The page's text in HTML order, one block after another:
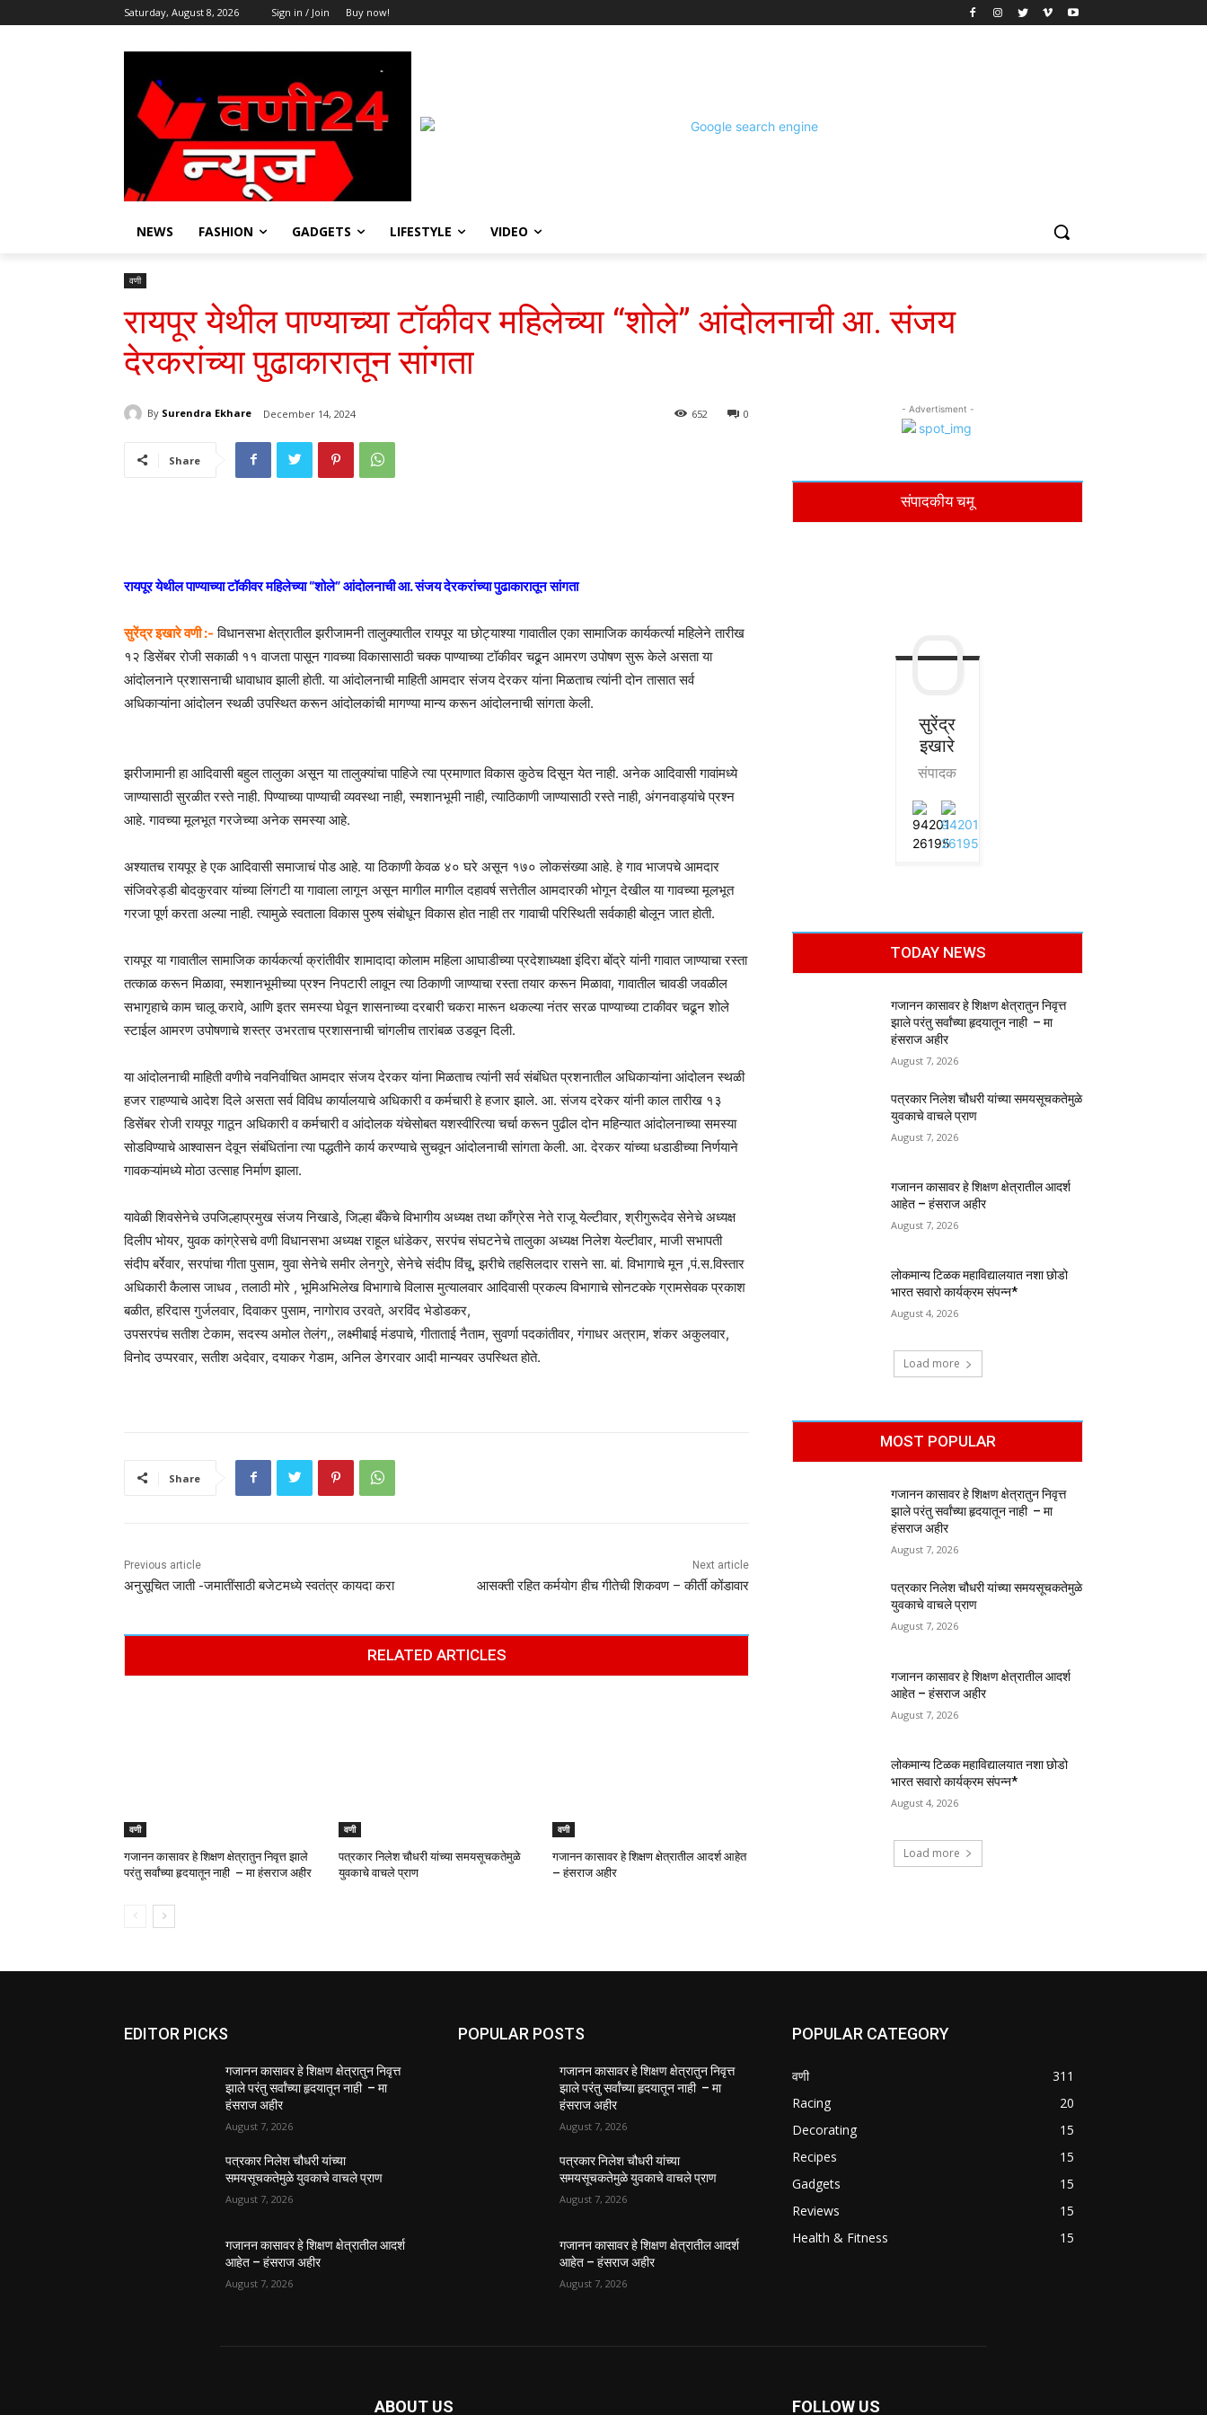
Saturday, August 8, 2026 Sign in / Join Buy now!
NEWS FASHION GADGETS LIFESTYLE VIDEO
वणी
रायपूर येथील पाण्याच्या टॉकीवर महिलेच्या “शोले” आंदोलनाची आ. संजय
देरकरांच्या पुढाकारातून सांगता
By Surendra Ekhare December 14, 2024 0
652
Share
रायपूर येथील पाण्याच्या टॉकीवर महिलेच्या “शोले” आंदोलनाची आ. संजय देरकरांच्या पुढाकारातून सांगता
सुरेंद्र इखारे वणी :- विधानसभा क्षेत्रातील झरीजामनी तालुक्यातील रायपूर या छोट्याश्या गावातील एका सामाजिक कार्यकर्त्या महिलेने तारीख
१२ डिसेंबर रोजी सकाळी ११ वाजता पासून गावच्या विकासासाठी चक्क पाण्याच्या टॉकीवर चढून आमरण उपोषण सुरू केले असता या
आंदोलनाने प्रशासनाची धावाधाव झाली होती. या आंदोलनाची माहिती आमदार संजय देरकर यांना मिळताच त्यांनी दोन तासात सर्व
अधिकाऱ्यांना आंदोलन स्थळी उपस्थित करून आंदोलकांची मागण्या मान्य करून आंदोलनाची सांगता केली.
झरीजामानी हा आदिवासी बहुल तालुका असून या तालुक्यांचा पाहिजे त्या प्रमाणात विकास कुठेच दिसून येत नाही. अनेक आदिवासी गावांमध्ये
जाण्यासाठी सुरळीत रस्ते नाही. पिण्याच्या पाण्याची व्यवस्था नाही, स्मशानभूमी नाही, त्याठिकाणी जाण्यासाठी रस्ते नाही, अंगनवाड्यांचे प्रश्न
आहे. गावच्या मूलभूत गरजेच्या अनेक समस्या आहे.
अश्यातच रायपूर हे एक आदिवासी समाजाचं पोड आहे. या ठिकाणी केवळ ४० घरे असून १७० लोकसंख्या आहे. हे गाव भाजपचे आमदार
संजिवरेड्डी बोदकुरवार यांच्या लिंगटी या गावाला लागून असून मागील मागील दहावर्ष सत्तेतील आमदारकी भोगून देखील या गावच्या मूलभूत
गरजा पूर्ण करता अल्या नाही. त्यामुळे स्वताला विकास पुरुष संबोधून विकास होत नाही तर गावाची परिस्थिती सर्वकाही बोलून जात होती.
रायपूर या गावातील सामाजिक कार्यकर्त्या क्रांतीवीर शामादादा कोलाम महिला आघाडीच्या प्रदेशाध्यक्षा इंदिरा बोंद्रे यांनी गावात जाण्याचा रस्ता
तत्काळ करून मिळावा, स्मशानभूमीच्या प्रश्न निपटारी लावून त्या ठिकाणी जाण्याचा रस्ता तयार करून मिळावा, गावातील चावडी जवळील
सभागृहाचे काम चालू करावे, आणि इतर समस्या घेवून शासनाच्या दरबारी चकरा मारून थकल्या नंतर सरळ पाण्याच्या टाकीवर चढून शोले
स्टाईल आमरण उपोषणाचे शस्त्र उभरताच प्रशासनाची चांगलीच तारांबळ उडवून दिली.
या आंदोलनाची माहिती वणीचे नवनिर्वाचित आमदार संजय देरकर यांना मिळताच त्यांनी सर्व संबंधित प्रशनातील अधिकाऱ्यांना आंदोलन स्थळी
हजर राहण्याचे आदेश दिले असता सर्व विविध कार्यालयाचे अधिकारी व कर्मचारी हे हजार झाले. आ. संजय दरेकर यांनी काल तारीख १३
डिसेंबर रोजी रायपूर गाठून अधिकारी व कर्मचारी व आंदोलक यंचेसोबत यशस्वीरित्या चर्चा करून पुढील दोन महिन्यात आंदोलनाच्या समस्या
सोडविण्याचे आश्वासन देवून संबंधितांना त्या पद्धतीने कार्य करण्याचे सुचवून आंदोलनाची सांगता केली. आ. देरकर यांच्या धडाडीच्या निर्णयाने
गावकऱ्यांमध्ये मोठा उत्साह निर्माण झाला.
यावेळी शिवसेनेचे उपजिल्हाप्रमुख संजय निखाडे, जिल्हा बँकेचे विभागीय अध्यक्ष तथा काँग्रेस नेते राजू येल्टीवार, श्रीगुरूदेव सेनेचे अध्यक्ष
दिलीप भोयर, युवक कांग्रेसचे वणी विधानसभा अध्यक्ष राहूल धांडेकर, सरपंच संघटनेचे तालुका अध्यक्ष निलेश येल्टीवार, माजी सभापती
संदीप बर्रेवार, सरपांचा गीता पुसाम, युवा सेनेचे समीर लेनगुरे, सेनेचे संदीप विंचू, झरीचे तहसिलदार रासने सा. बां. विभागाचे मून ,पं.स.विस्तार
अधिकारी कैलास जाधव , तलाठी मोरे , भूमिअभिलेख विभागाचे विलास मुत्यालवार आदिवासी प्रकल्प विभागाचे सोनटक्के ग्रामसेवक प्रकाश
बळीत, हरिदास गुर्जलवार, दिवाकर पुसाम, नागोराव उरवते, अरविंद भेडोडकर,
उपसरपंच सतीश टेकाम, सदस्य अमोल तेलंग,, लक्ष्मीबाई मंडपाचे, गीताताई नैताम, सुवर्णा पदकांतीवर, गंगाधर अत्राम, शंकर अकुलवार,
विनोद उप्परवार, सतीश अदेवार, दयाकर गेडाम, अनिल डेगरवार आदी मान्यवर उपस्थित होते.
Share
Previous article
अनुसूचित जाती -जमातींसाठी बजेटमध्ये स्वतंत्र कायदा करा
Next article
आसक्ती रहित कर्मयोग हीच गीतेची शिकवण – कीर्ती कोंडावार
RELATED ARTICLES
वणी
गजानन कासावर हे शिक्षण क्षेत्रातुन निवृत्त झाले
परंतु सर्वांच्या हृदयातून नाही – मा हंसराज अहीर
वणी
पत्रकार निलेश चौधरी यांच्या समयसूचकतेमुळे
युवकाचे वाचले प्राण
वणी
गजानन कासावर हे शिक्षण क्षेत्रातील आदर्श आहेत
– हंसराज अहीर
- Advertisment -
संपादकीय चमू
सुरेंद्र
इखारे
संपादक
TODAY NEWS
गजानन कासावर हे शिक्षण क्षेत्रातुन निवृत्त
झाले परंतु सर्वांच्या हृदयातून नाही – मा
हंसराज अहीर
August 7, 2026
पत्रकार निलेश चौधरी यांच्या समयसूचकतेमुळे
युवकाचे वाचले प्राण
August 7, 2026
गजानन कासावर हे शिक्षण क्षेत्रातील आदर्श
आहेत – हंसराज अहीर
August 7, 2026
लोकमान्य टिळक महाविद्यालयात नशा छोडो
भारत सवारो कार्यक्रम संपन्न*
August 4, 2026
Load more
MOST POPULAR
गजानन कासावर हे शिक्षण क्षेत्रातुन निवृत्त
झाले परंतु सर्वांच्या हृदयातून नाही – मा
हंसराज अहीर
August 7, 2026
पत्रकार निलेश चौधरी यांच्या समयसूचकतेमुळे
युवकाचे वाचले प्राण
August 7, 2026
गजानन कासावर हे शिक्षण क्षेत्रातील आदर्श
आहेत – हंसराज अहीर
August 7, 2026
लोकमान्य टिळक महाविद्यालयात नशा छोडो
भारत सवारो कार्यक्रम संपन्न*
August 4, 2026
Load more
EDITOR PICKS
गजानन कासावर हे शिक्षण क्षेत्रातुन निवृत्त
झाले परंतु सर्वांच्या हृदयातून नाही – मा
हंसराज अहीर
August 7, 2026
पत्रकार निलेश चौधरी यांच्या
समयसूचकतेमुळे युवकाचे वाचले प्राण
August 7, 2026
गजानन कासावर हे शिक्षण क्षेत्रातील आदर्श
आहेत – हंसराज अहीर
August 7, 2026
POPULAR POSTS
गजानन कासावर हे शिक्षण क्षेत्रातुन निवृत्त
झाले परंतु सर्वांच्या हृदयातून नाही – मा
हंसराज अहीर
August 7, 2026
पत्रकार निलेश चौधरी यांच्या
समयसूचकतेमुळे युवकाचे वाचले प्राण
August 7, 2026
गजानन कासावर हे शिक्षण क्षेत्रातील आदर्श
आहेत – हंसराज अहीर
August 7, 2026
POPULAR CATEGORY
वणी
311
Racing
20
Decorating
15
Recipes
15
Gadgets
15
Reviews
15
Health & Fitness
15
ABOUT US FOLLOW US